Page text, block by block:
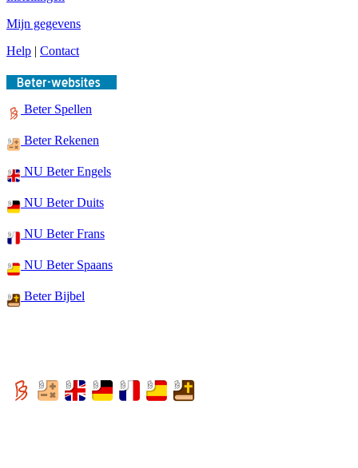
Mijn gegevens
Help | Contact
Beter Spellen
Beter Rekenen
NU Beter Engels
NU Beter Duits
NU Beter Frans
NU Beter Spaans
Beter Bijbel